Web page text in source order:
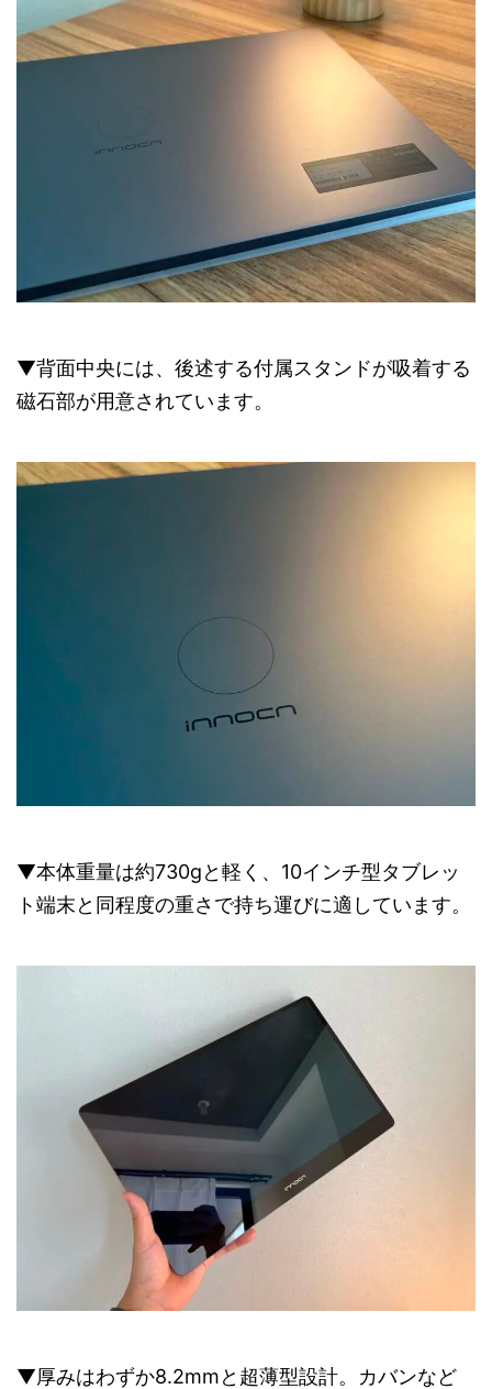
▼背面中央には、後述する付属スタンドが吸着する
磁石部が用意されています。
▼本体重量は約730gと軽く、10インチ型タブレッ
ト端末と同程度の重さで持ち運びに適しています。
▼厚みはわずか8.2mmと超薄型設計。カバンなど